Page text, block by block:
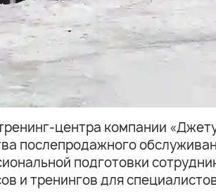
центра компании
послепродажного
подготовки
и тренингов для